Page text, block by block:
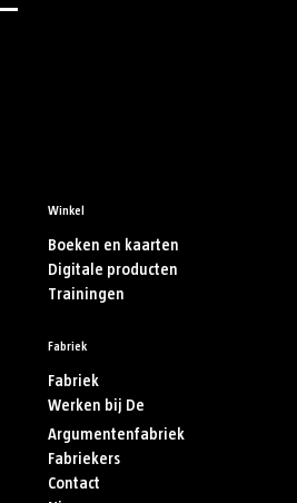
Winkel
Boeken en kaarten
Digitale producten
Trainingen
Fabriek
Fabriek
Werken bij De
Argumentenfabriek
Fabriekers
Contact